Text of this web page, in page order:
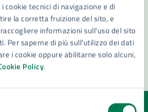
cookie tecnici di navigazione e di
la corretta fruizione del sito, e
informazioni sull'uso del sito
Per saperne di più sull'utilizzo dei dati
i cookie oppure abilitarne solo alcuni,
Policy.